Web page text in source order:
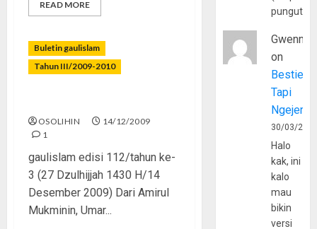
READ MORE
Buletin gaulislam
Tahun III/2009-2010
OSOLIHIN
14/12/2009
1
gaulislam edisi 112/tahun ke-
3 (27 Dzulhijjah 1430 H/14
Desember 2009) Dari Amirul
Mukminin, Umar...
Gwenny
on
Bestie
Tapi
30/03/
Halo
kak, ini
kalo
mau
bikin
versi